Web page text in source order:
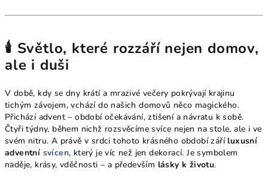
🕯️ Světlo, které rozzáří nejen domov,
ale i duši
V době, kdy se dny krátí a mrazivé večery pokrývají krajinu
tichým závojem, vchází do našich domovů něco magického.
Přichází advent – období očekávání, ztišení a návratu k sobě.
Čtyři týdny, během nichž rozsvěcíme svíce nejen na stole, ale i ve
svém nitru. A právě v srdci tohoto krásného období září luxusní
adventní svícen, který je víc než jen dekorací. Je symbolem
naděje, krásy, vděčnosti – a především lásky k životu.